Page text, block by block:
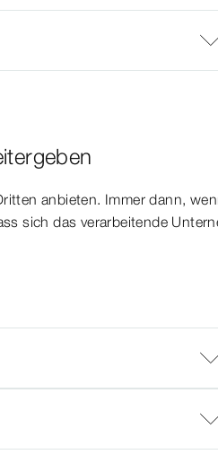
anbieten. Immer dann,
sich das verarbeitende